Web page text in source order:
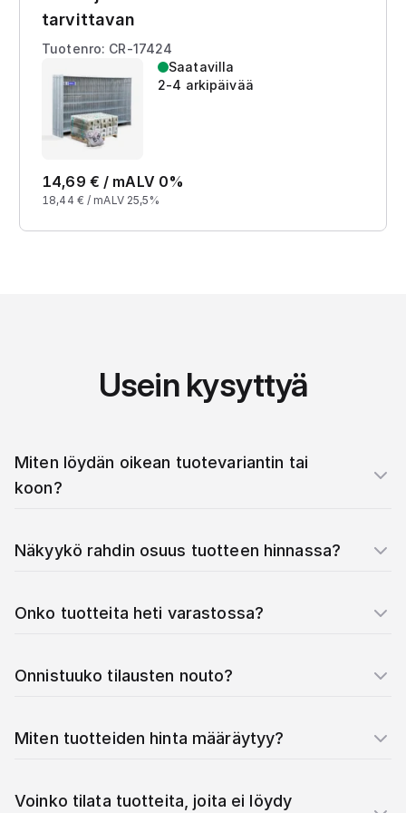
tarvittavan
Tuotenro: CR-17424
Saatavilla
2-4 arkipäivää
14,69 € / mALV 0%
18,44 € / mALV 25,5%
Usein kysyttyä
Miten löydän oikean tuotevariantin tai
koon?
Näkyykö rahdin osuus tuotteen hinnassa?
Onko tuotteita heti varastossa?
Onnistuuko tilausten nouto?
Miten tuotteiden hinta määräytyy?
Voinko tilata tuotteita, joita ei löydy